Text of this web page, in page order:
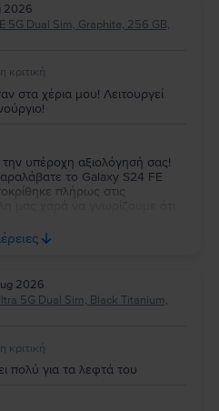
2026
5G Dual Sim, Graphite, 256 GB,
κριτική
στα χέρια μου! Λειτουργεί
υπέροχη αξιολόγησή σας!
το Galaxy S24 FE
πλήρως στις
για την
να χαρείτε τη νέα σας
2026
5G Dual Sim, Black Titanium,
κριτική
πολύ για τα λεφτά του